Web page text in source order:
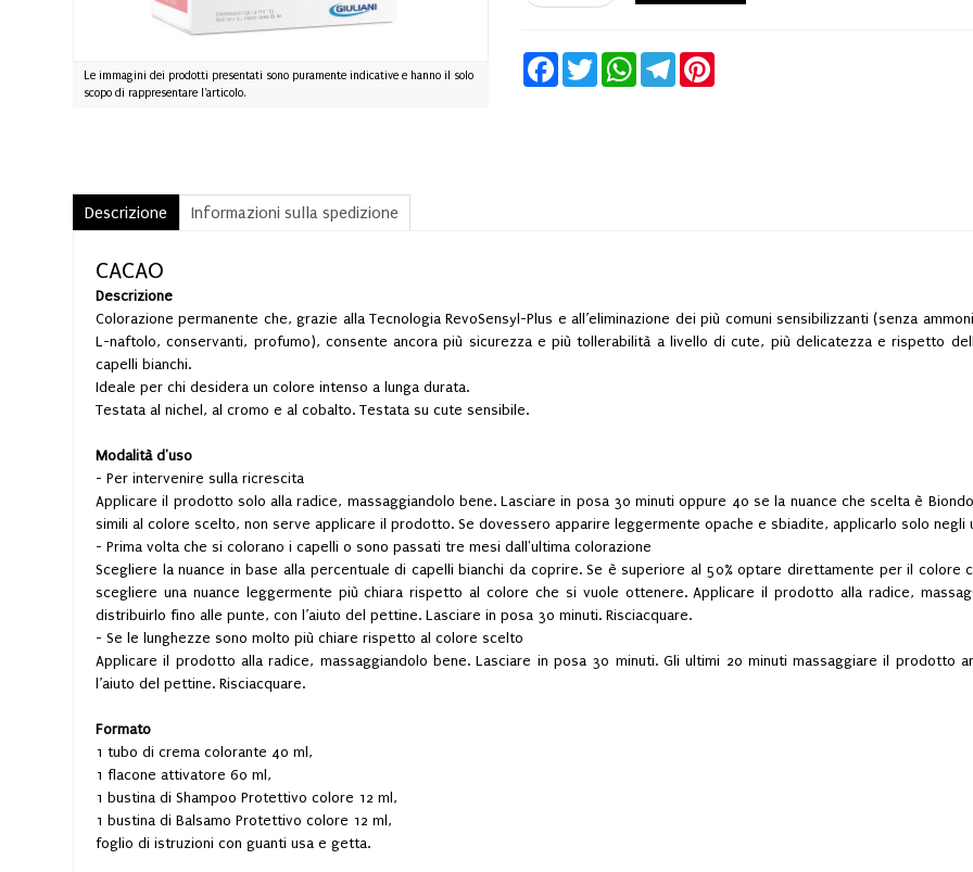
Le immagini dei prodotti presentati sono puramente indicative e hanno il solo
scopo di rappresentare l'articolo.
FacebookTwitter WhatsAppTelegram
Descrizione Informazioni sulla spedizione
CACAO
Descrizione
Colorazione permanente che, grazie alla Tecnologia RevoSensyl-Plus e all’eliminazione dei più comuni sensibilizzanti (senza
L-naftolo, conservanti, profumo), consente ancora più sicurezza e più tollerabilità a livello di cute, più delicatezza e rispetto
capelli bianchi.
Ideale per chi desidera un colore intenso a lunga durata.
Testata al nichel, al cromo e al cobalto. Testata su cute sensibile.
Modalità d'uso
- Per intervenire sulla ricrescita
Applicare il prodotto solo alla radice, massaggiandolo bene. Lasciare in posa 30 minuti oppure 40 se la nuance che scelta è
simili al colore scelto, non serve applicare il prodotto. Se dovessero apparire leggermente opache e sbiadite, applicarlo solo negli
- Prima volta che si colorano i capelli o sono passati tre mesi dall'ultima colorazione
Scegliere la nuance in base alla percentuale di capelli bianchi da coprire. Se è superiore al 50% optare direttamente per il colore
scegliere una nuance leggermente più chiara rispetto al colore che si vuole ottenere. Applicare il prodotto alla radice,
distribuirlo fino alle punte, con l’aiuto del pettine. Lasciare in posa 30 minuti. Risciacquare.
- Se le lunghezze sono molto più chiare rispetto al colore scelto
Applicare il prodotto alla radice, massaggiandolo bene. Lasciare in posa 30 minuti. Gli ultimi 20 minuti massaggiare il prodotto
l’aiuto del pettine. Risciacquare.
Formato
1 tubo di crema colorante 40 ml,
1 flacone attivatore 60 ml,
1 bustina di Shampoo Protettivo colore 12 ml,
1 bustina di Balsamo Protettivo colore 12 ml,
foglio di istruzioni con guanti usa e getta.